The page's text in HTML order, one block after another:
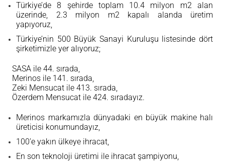
EN
Türkiye’de 8 şehirde toplam 10.4 milyon m2 alan
üzerinde, 2.3 milyon m2 kapalı alanda üretim
yapıyoruz,
Türkiye’nin 500 Büyük Sanayi Kuruluşu listesinde dört
şirketimizle yer alıyoruz;
SASA ile 44. sırada,
Merinos ile 141. sırada,
Zeki Mensucat ile 413. sırada,
Özerdem Mensucat ile 424. sıradayız.
Merinos markamızla dünyadaki en büyük makine halı
üreticisi konumundayız,
100’e yakın ülkeye ihracat,
En son teknoloji üretimi ile ihracat şampiyonu,